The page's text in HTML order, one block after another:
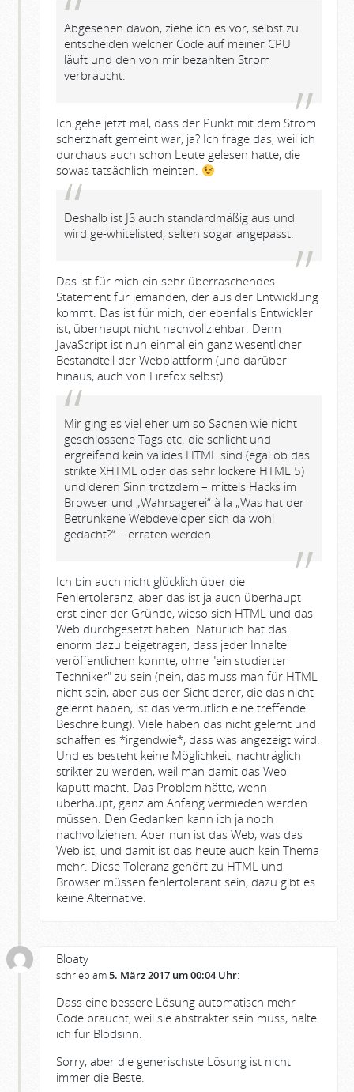
Abgesehen davon, ziehe ich es vor, selbst zu
entscheiden welcher Code auf meiner CPU
läuft und den von mir bezahlten Strom
verbraucht.
Ich gehe jetzt mal, dass der Punkt mit dem Strom
scherzhaft gemeint war, ja? Ich frage das, weil ich
durchaus auch schon Leute gelesen hatte, die
sowas tatsächlich meinten.
Deshalb ist JS auch standardmäßig aus und
wird ge-whitelisted, selten sogar angepasst.
Das ist für mich ein sehr überraschendes
Statement für jemanden, der aus der Entwicklung
kommt. Das ist für mich, der ebenfalls Entwickler
ist, überhaupt nicht nachvollziehbar. Denn
JavaScript ist nun einmal ein ganz wesentlicher
Bestandteil der Webplattform (und darüber
hinaus, auch von Firefox selbst).
Mir ging es viel eher um so Sachen wie nicht
geschlossene Tags etc. die schlicht und
ergreifend kein valides HTML sind (egal ob das
strikte XHTML oder das sehr lockere HTML 5)
und deren Sinn trotzdem – mittels Hacks im
Browser und „Wahrsagerei“ à la „Was hat der
Betrunkene Webdeveloper sich da wohl
gedacht?“ – erraten werden.
Ich bin auch nicht glücklich über die
Fehlertoleranz, aber das ist ja auch überhaupt
erst einer der Gründe, wieso sich HTML und das
Web durchgesetzt haben. Natürlich hat das
enorm dazu beigetragen, dass jeder Inhalte
veröffentlichen konnte, ohne "ein studierter
Techniker" zu sein (nein, das muss man für HTML
nicht sein, aber aus der Sicht derer, die das nicht
gelernt haben, ist das vermutlich eine treffende
Beschreibung). Viele haben das nicht gelernt und
schaffen es *irgendwie*, dass was angezeigt wird.
Und es besteht keine Möglichkeit, nachträglich
strikter zu werden, weil man damit das Web
kaputt macht. Das Problem hätte, wenn
überhaupt, ganz am Anfang vermieden werden
müssen. Den Gedanken kann ich ja noch
nachvollziehen. Aber nun ist das Web, was das
Web ist, und damit ist das heute auch kein Thema
mehr. Diese Toleranz gehört zu HTML und
Browser müssen fehlertolerant sein, dazu gibt es
keine Alternative.
Bloaty
schrieb am5. März 2017 um 00:04 Uhr:
Dass eine bessere Lösung automatisch mehr
Code braucht, weil sie abstrakter sein muss, halte
ich für Blödsinn.
Sorry, aber die generischste Lösung ist nicht
immer die Beste.